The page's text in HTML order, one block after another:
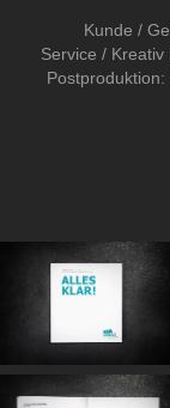
Kunde /
Service / Kreativ